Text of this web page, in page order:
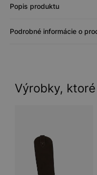
Popis produktu
Podrobné informácie o
Výrobky,